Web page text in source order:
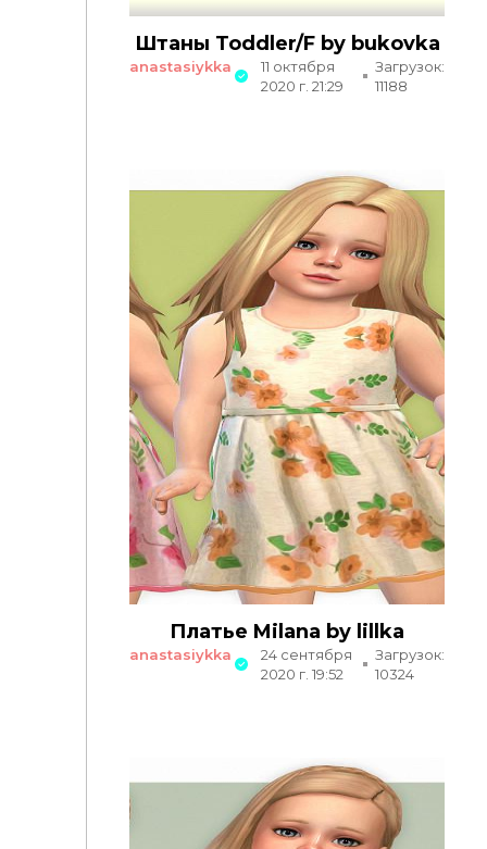
Штаны Toddler/F by bukovka
anastasiykka
11 октября
2020 г. 21:29
Загрузок:
11188
Платье Milana by lillka
anastasiykka
24 сентября
2020 г. 19:52
Загрузок:
10324